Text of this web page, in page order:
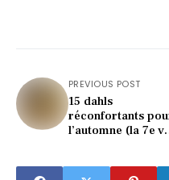
PREVIOUS POST
15 dahls
réconfortants
l’automne (la 7e